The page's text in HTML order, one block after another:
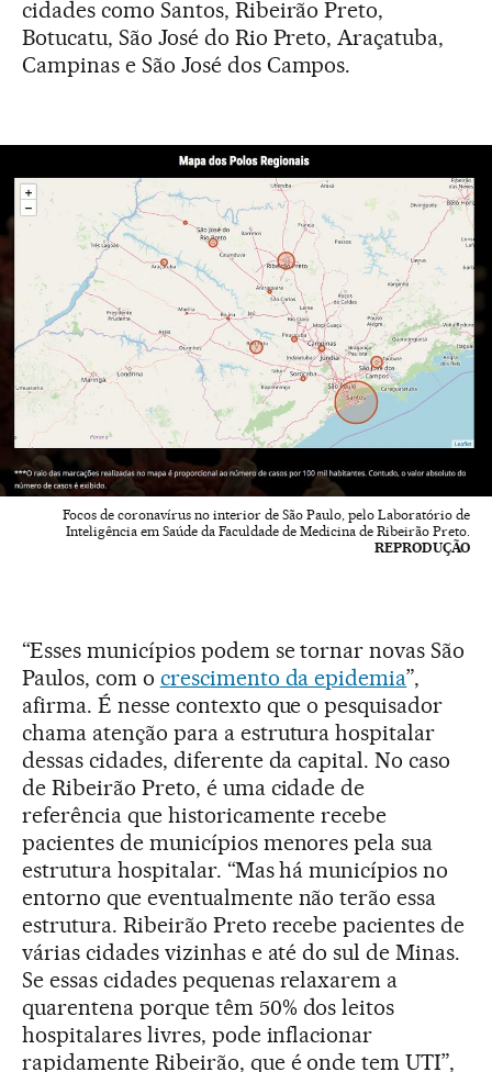
cidades como Santos, Ribeirão Preto,
Botucatu, São José do Rio Preto, Araçatuba,
Campinas e São José dos Campos.
Focos de coronavírus no interior de São Paulo, pelo Laboratório de
Inteligência em Saúde da Faculdade de Medicina de Ribeirão Preto.
REPRODUÇÃO
“Esses municípios podem se tornar novas São
Paulos, com o crescimento da epidemia”,
afirma. É nesse contexto que o pesquisador
chama atenção para a estrutura hospitalar
dessas cidades, diferente da capital. No caso
de Ribeirão Preto, é uma cidade de
referência que historicamente recebe
pacientes de municípios menores pela sua
estrutura hospitalar. “Mas há municípios no
entorno que eventualmente não terão essa
estrutura. Ribeirão Preto recebe pacientes de
várias cidades vizinhas e até do sul de Minas.
Se essas cidades pequenas relaxarem a
quarentena porque têm 50% dos leitos
hospitalares livres, pode inflacionar
rapidamente Ribeirão, que é onde tem UTI”,